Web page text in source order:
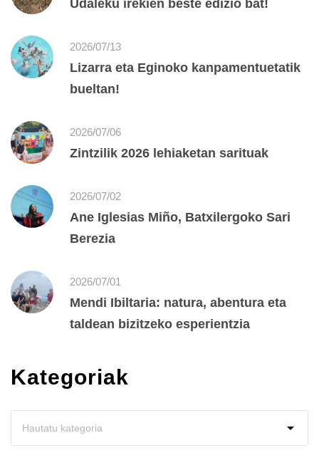
Udaleku irekien beste edizio bat!
2026/07/13
Lizarra eta Eginoko kanpamentuetatik
bueltan!
2026/07/06
Zintzilik 2026 lehiaketan sarituak
2026/07/02
Ane Iglesias Miño, Batxilergoko Sari
Berezia
2026/07/01
Mendi Ibiltaria: natura, abentura eta
taldean bizitzeko esperientzia
Kategoriak